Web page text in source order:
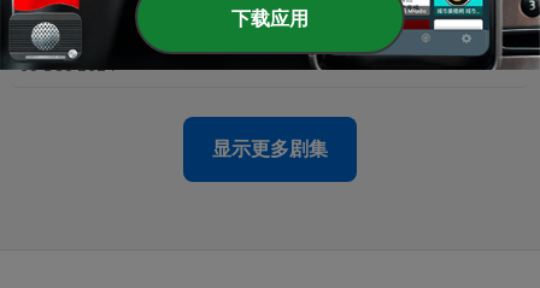
194 - 職場新生 2024-11-27
09 Dec 2024
显示更多剧集
下载应用